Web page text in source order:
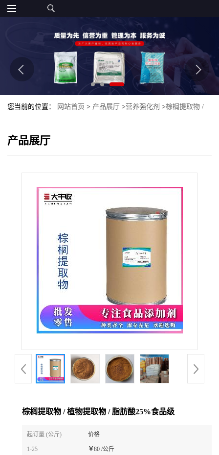
您当前的位置： 网站首页 > 产品展厅 >营养强化剂 >棕榈提取物 /
产品展厅
棕榈提取物 / 植物提取物 / 脂肪酸25%食品级
起订量 (公斤) 价格
1-25 ￥80 /公斤